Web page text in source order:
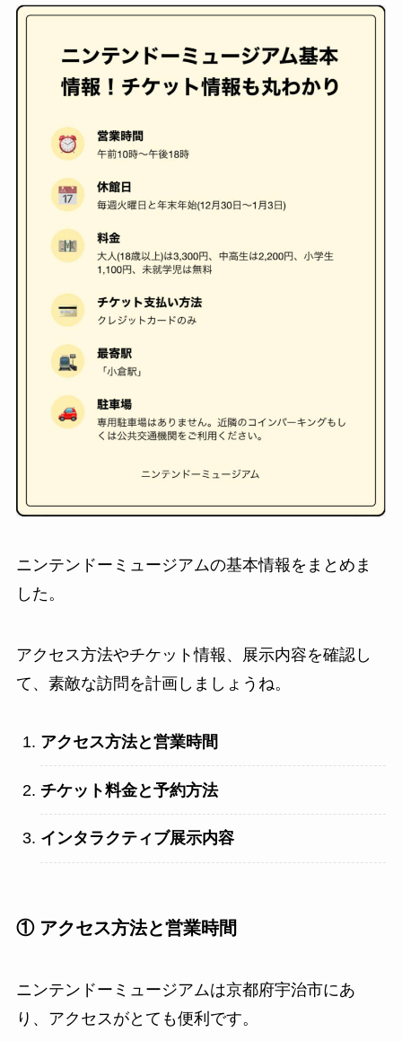
ニンテンドーミュージアムの基本情報をまとめま
した。
アクセス方法やチケット情報、展示内容を確認し
て、素敵な訪問を計画しましょうね。
アクセス方法と営業時間
チケット料金と予約方法
インタラクティブ展示内容
① アクセス方法と営業時間
ニンテンドーミュージアムは京都府宇治市にあ
り、アクセスがとても便利です。